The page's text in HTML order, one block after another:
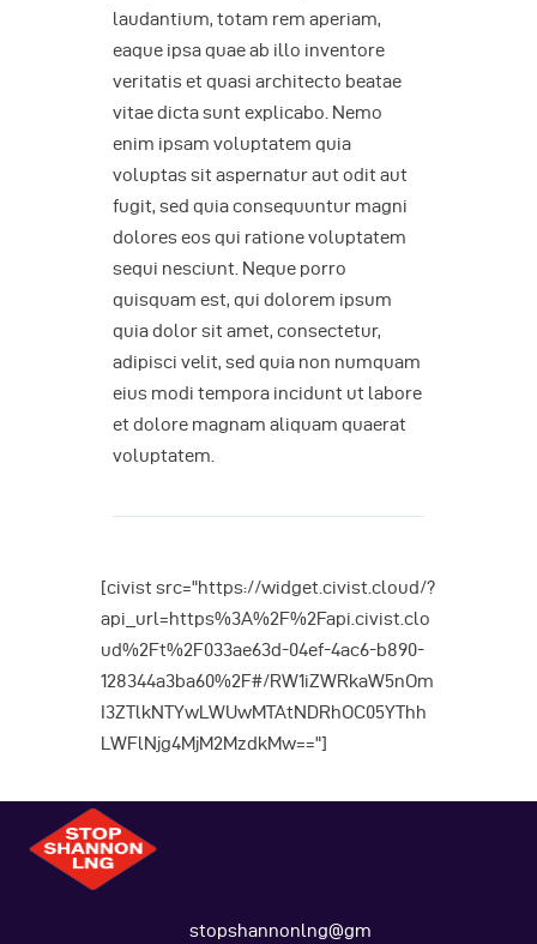
laudantium, totam rem aperiam,
eaque ipsa quae ab illo inventore
veritatis et quasi architecto beatae
vitae dicta sunt explicabo. Nemo
enim ipsam voluptatem quia
voluptas sit aspernatur aut odit aut
fugit, sed quia consequuntur magni
dolores eos qui ratione voluptatem
sequi nesciunt. Neque porro
quisquam est, qui dolorem ipsum
quia dolor sit amet, consectetur,
adipisci velit, sed quia non numquam
eius modi tempora incidunt ut labore
et dolore magnam aliquam quaerat
voluptatem.
[civist src="https://widget.civist.cloud/?
api_url=https%3A%2F%2Fapi.civist.clo
ud%2Ft%2F033ae63d-04ef-4ac6-b890-
128344a3ba60%2F#/RW1iZWRkaW5nOm
I3ZTlkNTYwLWUwMTAtNDRhOC05YThh
LWFlNjg4MjM2MzdkMw=="]
stopshannonlng@gm